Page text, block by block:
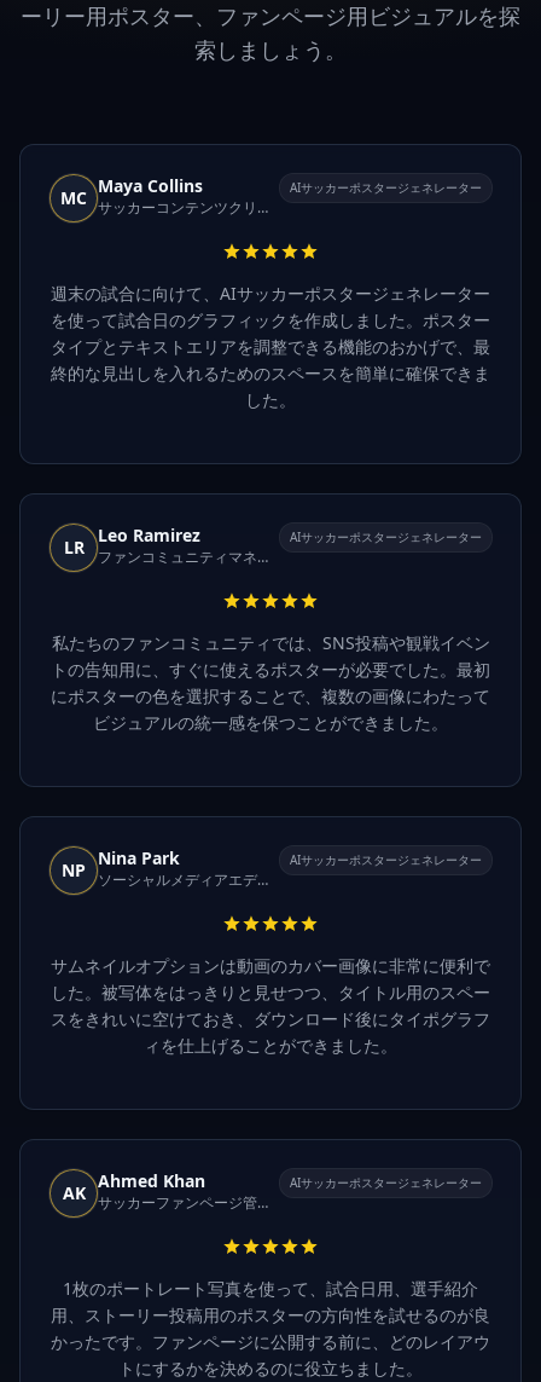
ーリー用ポスター、ファンページ用ビジュアルを探
索しましょう。
MC
Maya Collins
サッカーコンテンツクリエイター
AIサッカーポスタージェネレーター
週末の試合に向けて、AIサッカーポスタージェネレーター
を使って試合日のグラフィックを作成しました。ポスター
タイプとテキストエリアを調整できる機能のおかげで、最
終的な見出しを入れるためのスペースを簡単に確保できま
した。
LR
Leo Ramirez
ファンコミュニティマネージャー
AIサッカーポスタージェネレーター
私たちのファンコミュニティでは、SNS投稿や観戦イベン
トの告知用に、すぐに使えるポスターが必要でした。最初
にポスターの色を選択することで、複数の画像にわたって
ビジュアルの統一感を保つことができました。
NP
Nina Park
ソーシャルメディアエディター
AIサッカーポスタージェネレーター
サムネイルオプションは動画のカバー画像に非常に便利で
した。被写体をはっきりと見せつつ、タイトル用のスペー
スをきれいに空けておき、ダウンロード後にタイポグラフ
ィを仕上げることができました。
AK
Ahmed Khan
サッカーファンページ管理者
AIサッカーポスタージェネレーター
1枚のポートレート写真を使って、試合日用、選手紹介
用、ストーリー投稿用のポスターの方向性を試せるのが良
かったです。ファンページに公開する前に、どのレイアウ
トにするかを決めるのに役立ちました。